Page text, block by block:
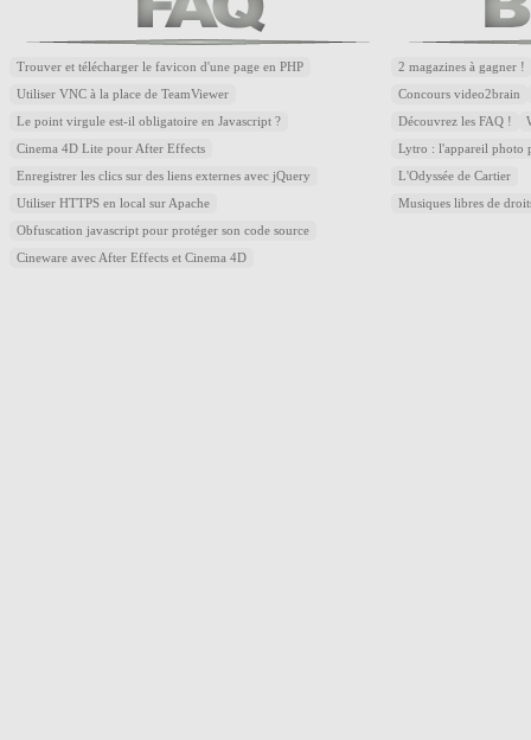
Trouver et télécharger le favicon d'une page en PHP
Utiliser VNC à la place de TeamViewer
Le point virgule est-il obligatoire en Javascript ?
Cinema 4D Lite pour After Effects
Enregistrer les clics sur des liens externes avec jQuery
Utiliser HTTPS en local sur Apache
Obfuscation javascript pour protéger son code source
Cineware avec After Effects et Cinema 4D
2 magazines à gagner !
Concours video2brain
Découvrez les FAQ !
Lytro : l'appareil photo
L'Odyssée de Cartier
Musiques libres de